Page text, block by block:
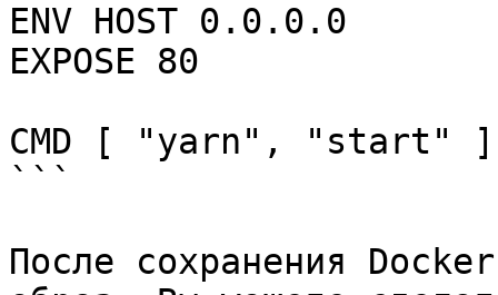
ENV HOST 0.0.0.0
EXPOSE 80
CMD [ "yarn", "start" ]
```
После сохранения